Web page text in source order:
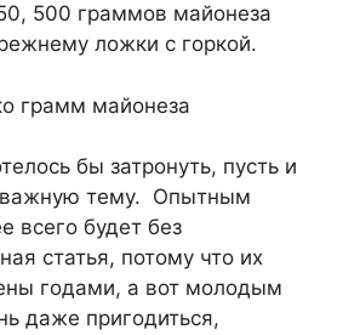
500 граммов майонеза
ложки с горкой.
бы затронуть, пусть и
важную тему. Опытным
всего будет без
статья, потому что их
годами, а вот молодым
даже пригодиться,